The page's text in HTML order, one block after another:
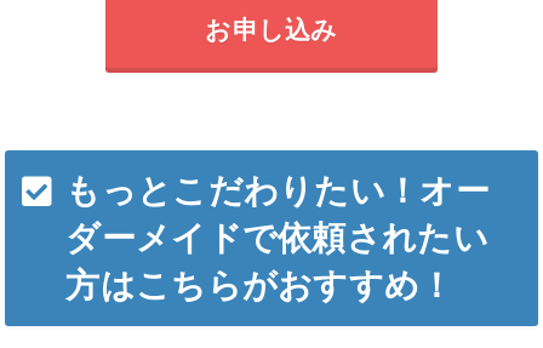
お申し込み
もっとこだわりたい！オー
ダーメイドで依頼されたい
方はこちらがおすすめ！